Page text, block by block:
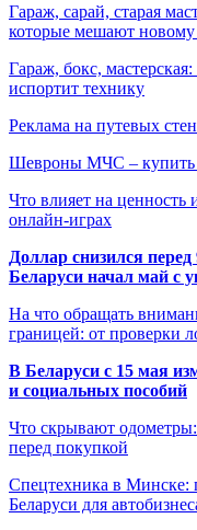
Гараж, сарай, старая
которые мешают новому
Гараж, бокс,
испортит технику
Реклама на путевых
Шевроны МЧС –
Что влияет на ценность
онлайн-играх
Доллар снизился
Беларуси начал май с
На что обращать
границей: от проверки
В Беларуси с 15 мая
и социальных пособий
Что скрывают
перед покупкой
Спецтехника в Минске:
Беларуси для